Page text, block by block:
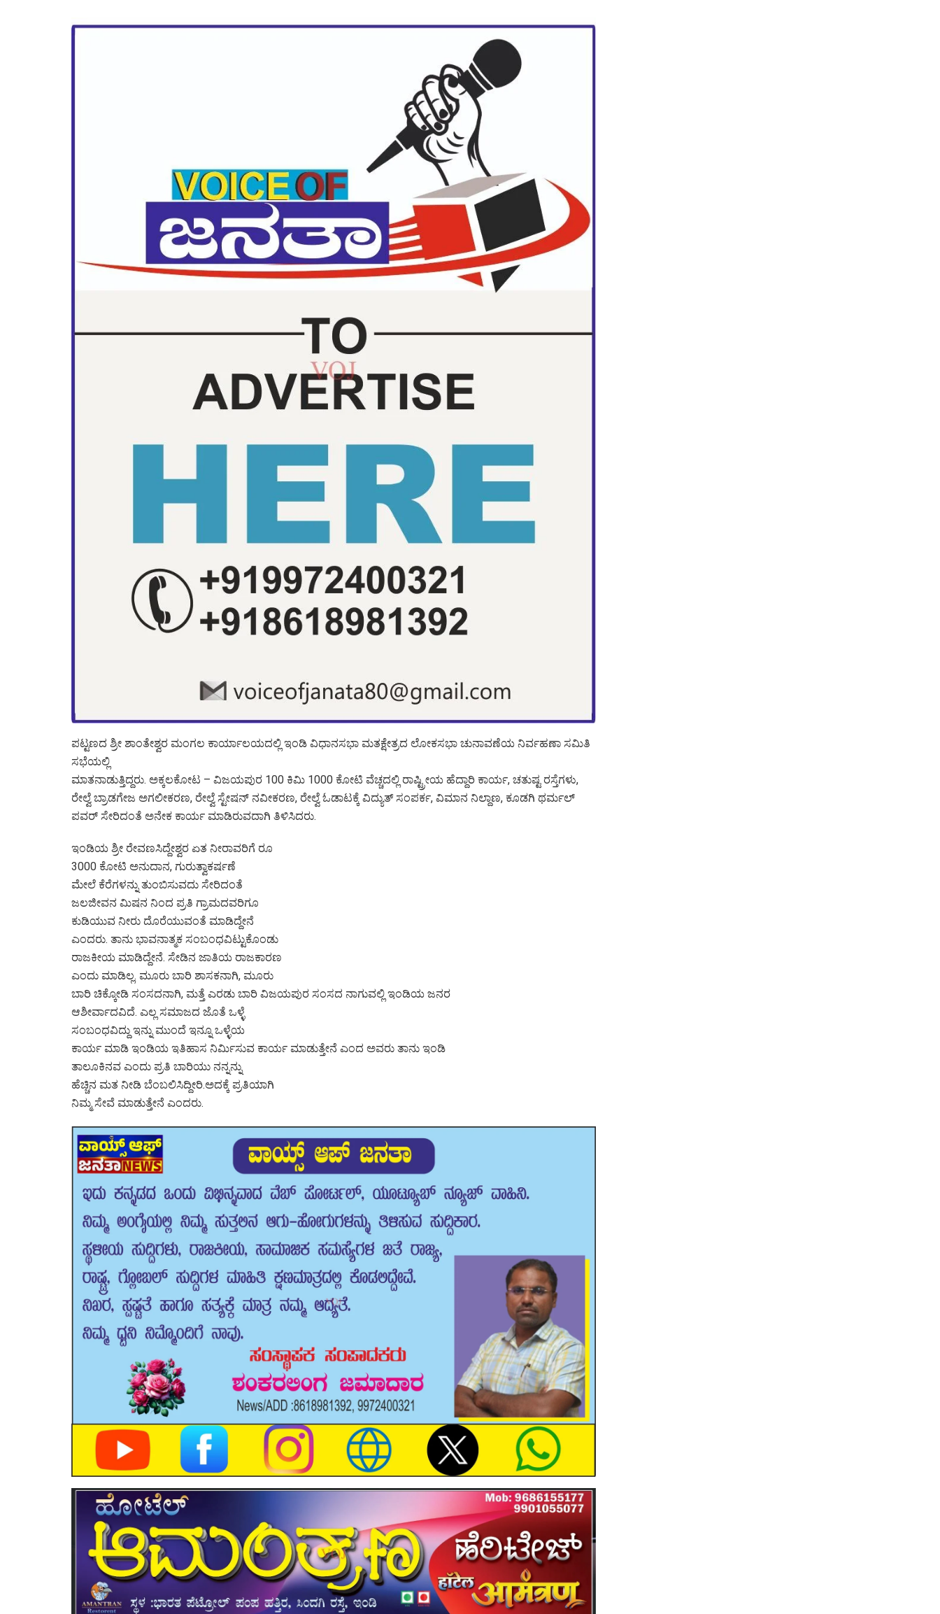
ಪಟ್ಟಣದ ಶ್ರೀ ಶಾಂತೇಶ್ವರ ಮಂಗಲ ಕಾರ್ಯಾಲಯದಲ್ಲಿ ಇಂಡಿ ವಿಧಾನಸಭಾ ಮತಕ್ಷೇತ್ರದ ಲೋಕಸಭಾ ಚುನಾವಣೆಯ ನಿರ್ವಹಣಾ ಸಮಿತಿ
ಸಭೆಯಲ್ಲಿ
ಮಾತನಾಡುತ್ತಿದ್ದರು. ಅಕ್ಕಲಕೋಟ – ವಿಜಯಪುರ 100 ಕಿಮಿ 1000 ಕೋಟಿ ವೆಚ್ಚದಲ್ಲಿ ರಾಷ್ಟ್ರೀಯ ಹೆದ್ದಾರಿ ಕಾರ್ಯ, ಚತುಷ್ಟ ರಸ್ತೆಗಳು,
ರೇಲ್ವೆ ಬ್ರಾಡಗೇಜ ಅಗಲೀಕರಣ, ರೇಲ್ವೆ ಸ್ಟೇಷನ್ ನವೀಕರಣ, ರೇಲ್ವೆ ಓಡಾಟಕ್ಕೆ ವಿದ್ಯುತ್ ಸಂಪರ್ಕ, ವಿಮಾನ ನಿಲ್ದಾಣ, ಕೂಡಗಿ ಥರ್ಮಲ್
ಪವರ್ ಸೇರಿದಂತೆ ಅನೇಕ ಕಾರ್ಯ ಮಾಡಿರುವದಾಗಿ ತಿಳಿಸಿದರು.
ಇಂಡಿಯ ಶ್ರೀ ರೇವಣಸಿದ್ದೇಶ್ವರ ಏತ ನೀರಾವರಿಗೆ ರೂ
3000 ಕೋಟಿ ಅನುದಾನ, ಗುರುತ್ವಾಕರ್ಷಣೆ
ಮೇಲೆ ಕೆರೆಗಳನ್ನು ತುಂಬಿಸುವದು ಸೇರಿದಂತೆ
ಜಲಜೀವನ ಮಿಷನ ನಿಂದ ಪ್ರತಿ ಗ್ರಾಮದವರಿಗೂ
ಕುಡಿಯುವ ನೀರು ದೊರೆಯುವಂತೆ ಮಾಡಿದ್ದೇನೆ
ಎಂದರು. ತಾನು ಭಾವನಾತ್ಮಕ ಸಂಬಂಧವಿಟ್ಟುಕೊಂಡು
ರಾಜಕೀಯ ಮಾಡಿದ್ದೇನೆ. ಸೇಡಿನ ಜಾತಿಯ ರಾಜಕಾರಣ
ಎಂದು ಮಾಡಿಲ್ಲ. ಮೂರು ಬಾರಿ ಶಾಸಕನಾಗಿ, ಮೂರು
ಬಾರಿ ಚಿಕ್ಕೋಡಿ ಸಂಸದನಾಗಿ, ಮತ್ತೆ ಎರಡು ಬಾರಿ ವಿಜಯಪುರ ಸಂಸದ ನಾಗುವಲ್ಲಿ ಇಂಡಿಯ ಜನರ
ಆಶೀರ್ವಾದವಿದೆ. ಎಲ್ಲ ಸಮಾಜದ ಜೊತೆ ಒಳ್ಳೆ
ಸಂಬಂಧವಿದ್ದು ಇನ್ನು ಮುಂದೆ ಇನ್ನೂ ಒಳ್ಳೆಯ
ಕಾರ್ಯ ಮಾಡಿ ಇಂಡಿಯ ಇತಿಹಾಸ ನಿರ್ಮಿಸುವ ಕಾರ್ಯ ಮಾಡುತ್ತೇನೆ ಎಂದ ಅವರು ತಾನು ಇಂಡಿ
ತಾಲೂಕಿನವ ಎಂದು ಪ್ರತಿ ಬಾರಿಯು ನನ್ನನ್ನು
ಹೆಚ್ಚಿನ ಮತ ನೀಡಿ ಬೆಂಬಲಿಸಿದ್ದೀರಿ.ಅದಕ್ಕೆ ಪ್ರತಿಯಾಗಿ
ನಿಮ್ಮ ಸೇವೆ ಮಾಡುತ್ತೇನೆ ಎಂದರು.